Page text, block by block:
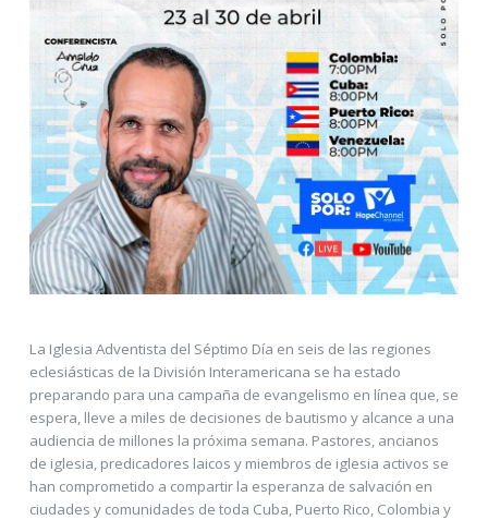
La Iglesia Adventista del Séptimo Día en seis de las regiones
eclesiásticas de la División Interamericana se ha estado
preparando para una campaña de evangelismo en línea que, se
espera, lleve a miles de decisiones de bautismo y alcance a una
audiencia de millones la próxima semana. Pastores, ancianos
de iglesia, predicadores laicos y miembros de iglesia activos se
han comprometido a compartir la esperanza de salvación en
ciudades y comunidades de toda Cuba, Puerto Rico, Colombia y